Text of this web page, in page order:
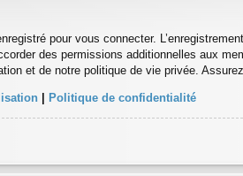
pour vous connecter.
des permissions additionnelles aux
et de notre politique de vie privée.
Politique de confidentialité